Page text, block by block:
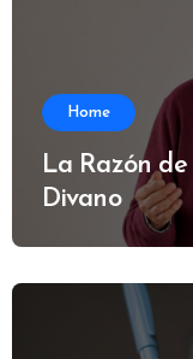
Home
La Razón de
Divano